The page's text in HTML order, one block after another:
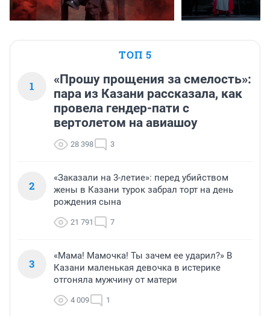
ТОП 5
1
«Прошу прощения за смелость»:
пара из Казани рассказала, как
провела гендер-пати с
вертолетом на авиашоу
28 398 3
2
«Заказали на 3-летие»: перед убийством
жены в Казани турок забрал торт на день
рождения сына
21 791 7
3
«Мама! Мамочка! Ты зачем ее ударил?» В
Казани маленькая девочка в истерике
отгоняла мужчину от матери
4 009 1